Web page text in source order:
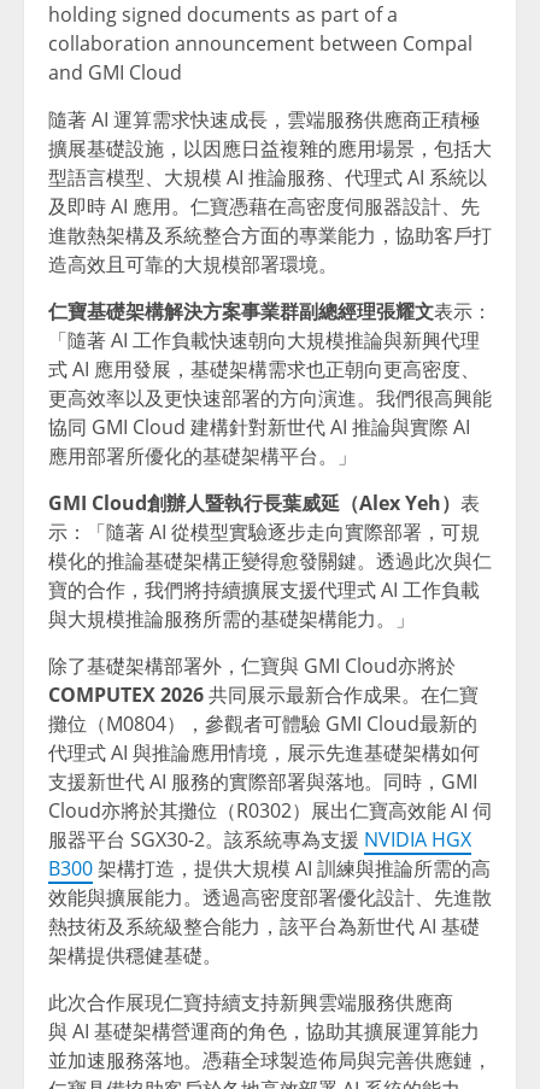
holding signed documents as part of a
collaboration announcement between Compal
and GMI Cloud
隨著 AI 運算需求快速成長，雲端服務供應商正積極
擴展基礎設施，以因應日益複雜的應用場景，包括大
型語言模型、大規模 AI 推論服務、代理式 AI 系統以
及即時 AI 應用。仁寶憑藉在高密度伺服器設計、先
進散熱架構及系統整合方面的專業能力，協助客戶打
造高效且可靠的大規模部署環境。
仁寶基礎架構解決方案事業群副總經理張耀文表示：
「隨著 AI 工作負載快速朝向大規模推論與新興代理
式 AI 應用發展，基礎架構需求也正朝向更高密度、
更高效率以及更快速部署的方向演進。我們很高興能
協同 GMI Cloud 建構針對新世代 AI 推論與實際 AI
應用部署所優化的基礎架構平台。」
GMI Cloud創辦人暨執行長葉威延（Alex Yeh） 表
示：「隨著 AI 從模型實驗逐步走向實際部署，可規
模化的推論基礎架構正變得愈發關鍵。透過此次與仁
寶的合作，我們將持續擴展支援代理式 AI 工作負載
與大規模推論服務所需的基礎架構能力。」
除了基礎架構部署外，仁寶與 GMI Cloud亦將於
COMPUTEX 2026共同展示最新合作成果。在仁寶
攤位（M0804），參觀者可體驗 GMI Cloud最新的
代理式 AI 與推論應用情境，展示先進基礎架構如何
支援新世代 AI 服務的實際部署與落地。同時，GMI
Cloud亦將於其攤位（R0302）展出仁寶高效能 AI 伺
服器平台 SGX30-2。該系統專為支援 NVIDIA HGX
B300架構打造，提供大規模 AI 訓練與推論所需的高
效能與擴展能力。透過高密度部署優化設計、先進散
熱技術及系統級整合能力，該平台為新世代 AI 基礎
架構提供穩健基礎。
此次合作展現仁寶持續支持新興雲端服務供應商
與 AI 基礎架構營運商的角色，協助其擴展運算能力
並加速服務落地。憑藉全球製造佈局與完善供應鏈，